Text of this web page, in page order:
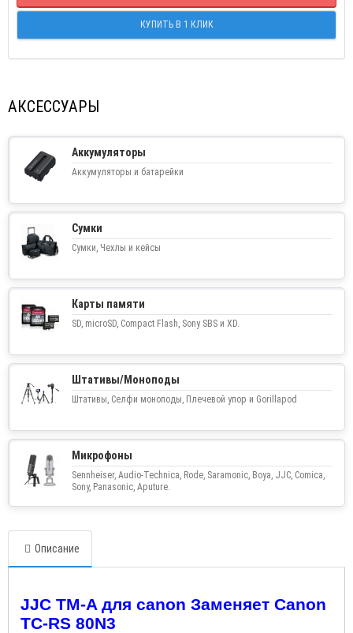
КУПИТЬ В 1 КЛИК
АКСЕССУАРЫ
Аккумуляторы
Аккумуляторы и батарейки
Сумки
Сумки, Чехлы и кейсы
Карты памяти
SD, microSD, Compact Flash, Sony SBS и XD.
Штативы/Моноподы
Штативы, Селфи моноподы, Плечевой упор и Gorillapod
Микрофоны
Sennheiser, Audio-Technica, Rode, Saramonic, Boya, JJC, Comica,
Sony, Panasonic, Aputure.
Описание
JJC TM-A для canon Заменяет Canon
TC-RS 80N3